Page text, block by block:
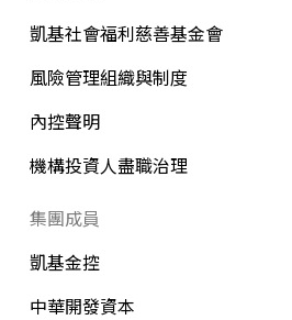
凱基社會福利慈善基金會
風險管理組織與制度
內控聲明
機構投資人盡職治理
集團成員
凱基金控
中華開發資本